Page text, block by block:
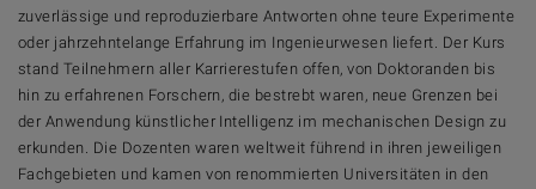
zuverlässige und reproduzierbare Antworten ohne teure Experimente
oder jahrzehntelange Erfahrung im Ingenieurwesen liefert. Der Kurs
stand Teilnehmern aller Karrierestufen offen, von Doktoranden bis
hin zu erfahrenen Forschern, die bestrebt waren, neue Grenzen bei
der Anwendung künstlicher Intelligenz im mechanischen Design zu
erkunden. Die Dozenten waren weltweit führend in ihren jeweiligen
Fachgebieten und kamen von renommierten Universitäten in den